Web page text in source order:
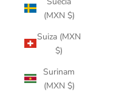
(MXN $)
Suiza (MXN
$)
Surinam
(MXN $)